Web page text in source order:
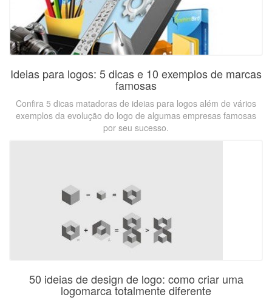
Ideias para logos: 5 dicas e 10 exemplos de marcas
famosas
Confira 5 dicas matadoras de ideias para logos além de vários
exemplos da evolução do logo de algumas empresas famosas
por seu sucesso.
50 ideias de design de logo: como criar uma
logomarca totalmente diferente